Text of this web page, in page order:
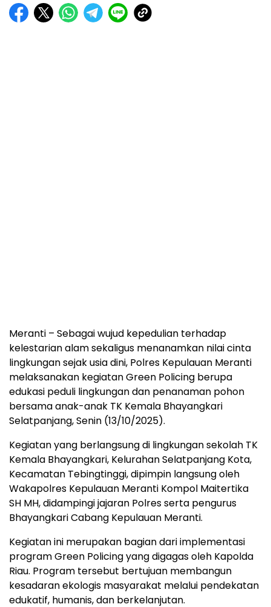
Meranti – Sebagai wujud kepedulian terhadap
kelestarian alam sekaligus menanamkan nilai cinta
lingkungan sejak usia dini, Polres Kepulauan Meranti
melaksanakan kegiatan Green Policing berupa
edukasi peduli lingkungan dan penanaman pohon
bersama anak-anak TK Kemala Bhayangkari
Selatpanjang, Senin (13/10/2025).
Kegiatan yang berlangsung di lingkungan sekolah TK
Kemala Bhayangkari, Kelurahan Selatpanjang Kota,
Kecamatan Tebingtinggi, dipimpin langsung oleh
Wakapolres Kepulauan Meranti Kompol Maitertika
SH MH, didampingi jajaran Polres serta pengurus
Bhayangkari Cabang Kepulauan Meranti.
Kegiatan ini merupakan bagian dari implementasi
program Green Policing yang digagas oleh Kapolda
Riau. Program tersebut bertujuan membangun
kesadaran ekologis masyarakat melalui pendekatan
edukatif, humanis, dan berkelanjutan.